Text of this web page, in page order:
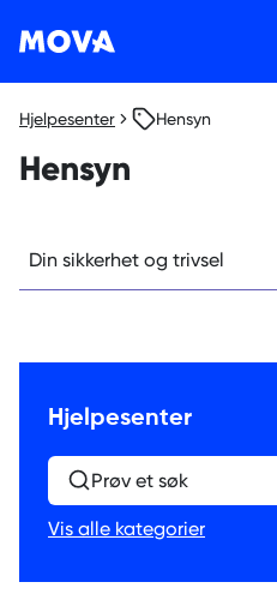
Hjelpesenter Hensyn
Hensyn
Din sikkerhet og trivsel
Hjelpesenter
Prøv et søk
Vis alle kategorier